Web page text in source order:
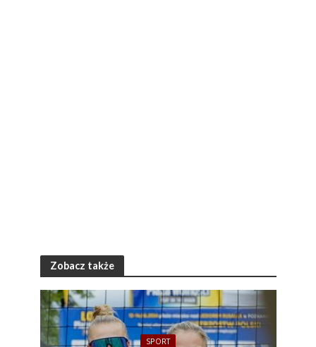
Zobacz także
SPORT